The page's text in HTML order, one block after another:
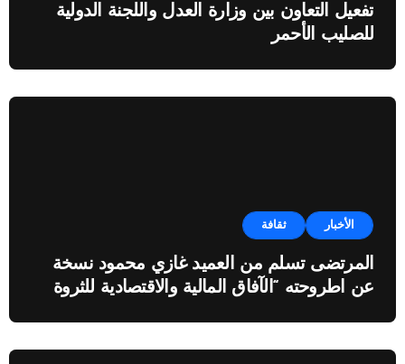
تفعيل التعاون بين وزارة العدل واللجنة الدولية
للصليب الأحمر
الأخبار ثقافة
المرتضى تسلم من العميد غازي محمود نسخة
عن اطروحته “الآفاق المالية والاقتصادية للثروة